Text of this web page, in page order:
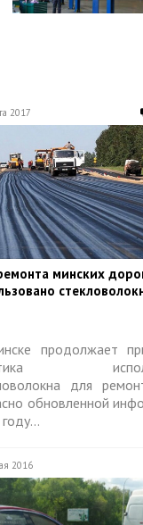
2017
минских
продолжает
для
обновленной
2016